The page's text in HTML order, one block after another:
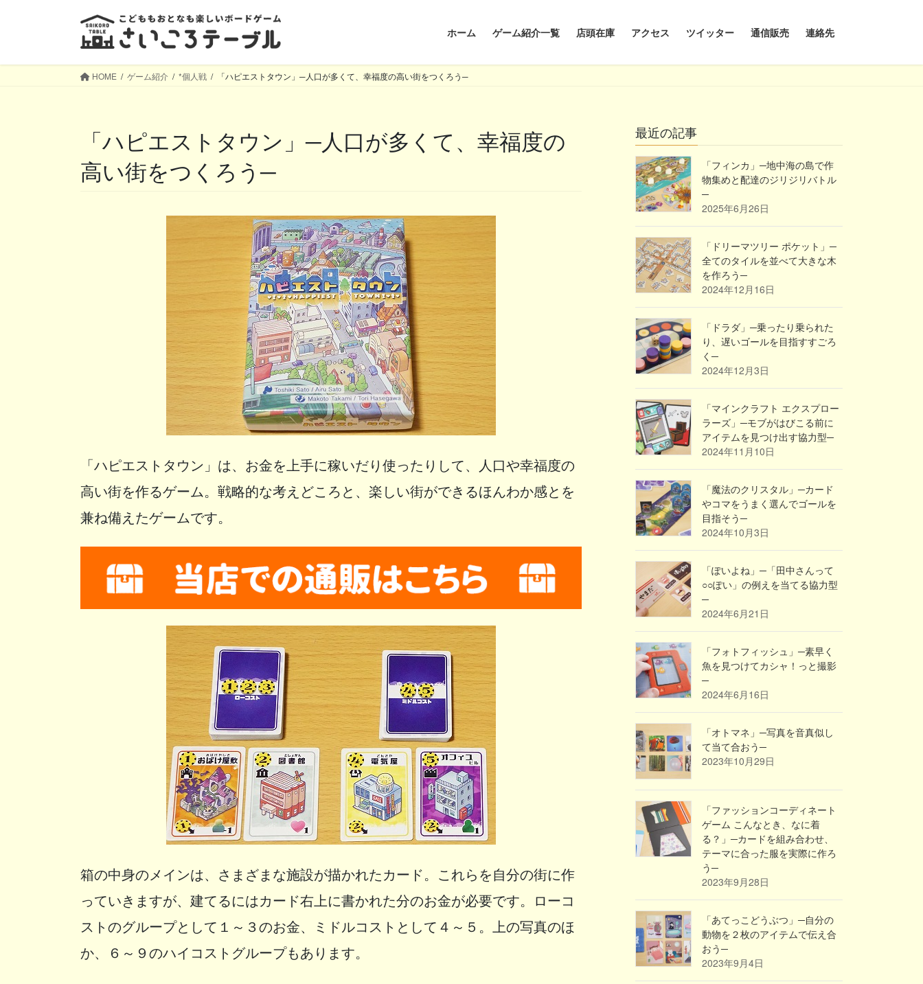
ホーム ゲーム紹介一覧 店頭在庫 アクセス ツイッター 通信販売 連絡先
HOME ゲーム紹介 *個人戦 「ハピエストタウン」─人口が多くて、幸福度の高い街をつくろう─
「ハピエストタウン」─人口が多くて、幸福度の
高い街をつくろう─
「ハピエストタウン」は、お金を上手に稼いだり使ったりして、人口や幸福度の
高い街を作るゲーム。戦略的な考えどころと、楽しい街ができるほんわか感とを
兼ね備えたゲームです。
箱の中身のメインは、さまざまな施設が描かれたカード。これらを自分の街に作
っていきますが、建てるにはカード右上に書かれた分のお金が必要です。ローコ
ストのグループとして１～３のお金、ミドルコストとして４～５。上の写真のほ
か、６～９のハイコストグループもあります。
最近の記事
「フィンカ」─地中海の島で作
物集めと配達のジリジリバトル
─
2025年6月26日
「ドリーマツリー ポケット」─
全てのタイルを並べて大きな木
を作ろう─
2024年12月16日
「ドラダ」─乗ったり乗られた
り、遅いゴールを目指すすごろ
く─
2024年12月3日
「マインクラフト エクスプロー
ラーズ」─モブがはびこる前に
アイテムを見つけ出す協力型─
2024年11月10日
「魔法のクリスタル」─カード
やコマをうまく選んでゴールを
目指そう─
2024年10月3日
「ぽいよね」─「田中さんって
○○ぽい」の例えを当てる協力型
─
2024年6月21日
「フォトフィッシュ」─素早く
魚を見つけてカシャ！っと撮影
─
2024年6月16日
「オトマネ」─写真を音真似し
て当て合おう─
2023年10月29日
「ファッションコーディネート
ゲーム こんなとき、なに着
る？」─カードを組み合わせ、
テーマに合った服を実際に作ろ
う─
2023年9月28日
「あてっこどうぶつ」─自分の
動物を２枚のアイテムで伝え合
おう─
2023年9月4日